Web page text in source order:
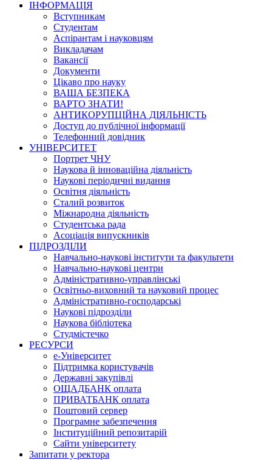
ІНФОРМАЦІЯ
Вступникам
Студентам
Аспірантам і науковцям
Викладачам
Вакансії
Документи
Цікаво про науку
ВАША БЕЗПЕКА
ВАРТО ЗНАТИ!
АНТИКОРУПЦІЙНА ДІЯЛЬНІСТЬ
Доступ до публічної інформації
Телефонний довідник
УНІВЕРСИТЕТ
Портрет ЧНУ
Наукова й інноваційна діяльність
Наукові періодичні видання
Освітня діяльність
Сталий розвиток
Міжнародна діяльність
Студентська рада
Асоціація випускників
ПІДРОЗДІЛИ
Навчально-наукові інститути та факультети
Навчально-наукові центри
Адміністративно-управлінські
Освітньо-виховний та науковий процес
Адміністративно-господарські
Наукові підрозділи
Наукова бібліотека
Студмістечко
РЕСУРСИ
е-Університет
Підтримка користувачів
Державні закупівлі
ОЩАДБАНК оплата
ПРИВАТБАНК оплата
Поштовий сервер
Програмне забезпечення
Інституційний репозитарій
Сайти університету
Запитати у ректора